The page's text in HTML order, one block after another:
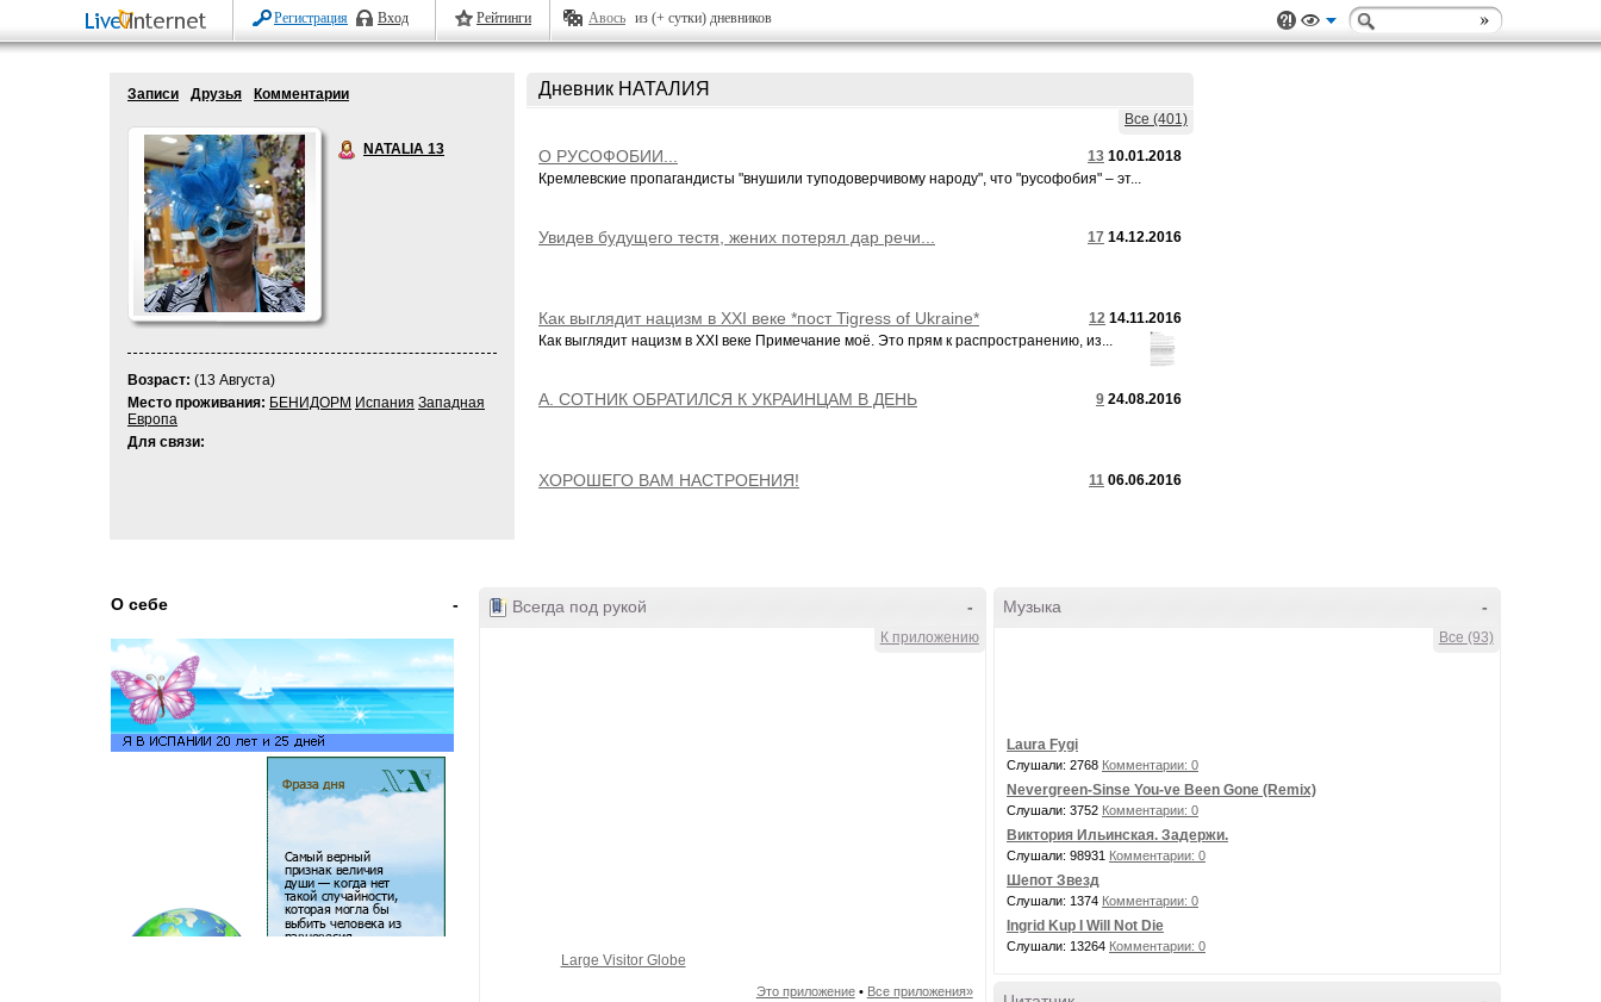
Регистрация Вход Рейтинги Авось из (+ сутки) дневников
Записи Друзья Комментарии
NATALIA 13
Возраст: (13 Августа)
Место проживания: БЕНИДОРМ Испания Западная
Европа
Для связи:
Дневник НАТАЛИЯ
Все (401)
13 10.01.2018
О РУСОФОБИИ...
Кремлевские пропагандисты "внушили туподоверчивому народу", что "русофобия" – эт...
17 14.12.2016
Увидев будущего тестя, жених потерял дар речи...
12 14.11.2016
Как выглядит нацизм в XXI веке *пост Tigress of Ukraine*
Как выглядит нацизм в XXI веке Примечание моё. Это прям к распространению, из...
9 24.08.2016
А. СОТНИК ОБРАТИЛСЯ К УКРАИНЦАМ В ДЕНЬ
11 06.06.2016
ХОРОШЕГО ВАМ НАСТРОЕНИЯ!
-
О себе -
Всегда под рукой
К приложению
Large Visitor Globe
Это приложение• Все приложения»
-
Музыка
Все (93)
Laura Fygi
Слушали: 2768 Комментарии: 0
Nevergreen-Sinse You-ve Been Gone (Remix)
Слушали: 3752 Комментарии: 0
Виктория Ильинская. Задержи.
Слушали: 98931 Комментарии: 0
Шепот Звезд
Слушали: 1374 Комментарии: 0
Ingrid Kup I Will Not Die
Слушали: 13264 Комментарии: 0